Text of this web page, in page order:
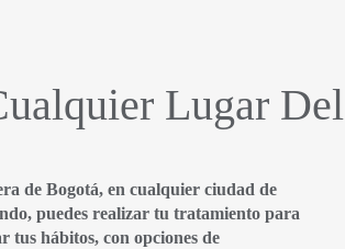
Lugar Del
de Bogotá, en cualquier ciudad de
puedes realizar tu tratamiento para
tus hábitos, con opciones de